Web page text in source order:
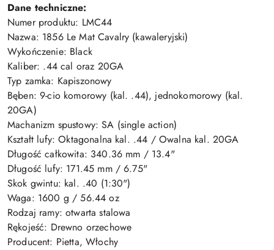
Dane techniczne:
Numer produktu: LMC44
Nazwa: 1856 Le Mat Cavalry (kawaleryjski)
Wykończenie: Black
Kaliber: .44 cal oraz 20GA
Typ zamka: Kapiszonowy
Bęben: 9-cio komorowy (kal. .44), jednokomorowy (kal.
20GA)
Machanizm spustowy: SA (single action)
Kształt lufy: Oktagonalna kal. .44 / Owalna kal. 20GA
Długość całkowita: 340.36 mm / 13.4"
Długość lufy: 171.45 mm / 6.75"
Skok gwintu: kal. .40 (1:30")
Waga: 1600 g / 56.44 oz
Rodzaj ramy: otwarta stalowa
Rękojeść: Drewno orzechowe
Producent: Pietta, Włochy